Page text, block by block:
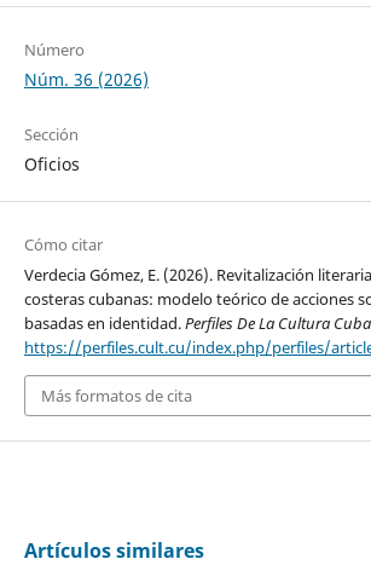
Número
Núm. 36 (2026)
Sección
Oficios
Cómo citar
Verdecia Gómez, E. (2026). Revitalización
costeras cubanas: modelo teórico de acciones
basadas en identidad.Perfiles De La Cultura
https://perfiles.cult.cu/index.php/perfiles/
Más formatos de cita
Artículos similares